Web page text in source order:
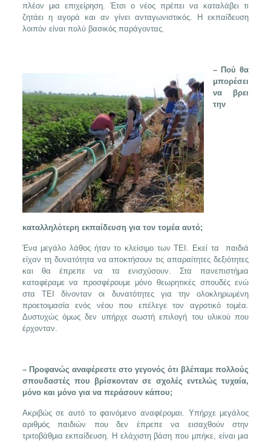
πλέον μια επιχείρηση. Έτσι ο νέος πρέπει να καταλάβει τι
ζητάει η αγορά και αν γίνει ανταγωνιστικός. Η εκπαίδευση
λοιπόν είναι πολύ βασικός παράγοντας.
– Πού θα
μπορέσει
να βρει
την
καταλληλότερη εκπαίδευση για τον τομέα αυτό;
Ένα μεγάλο λάθος ήταν το κλείσιμο των ΤΕΙ. Εκεί τα παιδιά
είχαν τη δυνατότητα να αποκτήσουν τις απαραίτητες δεξιότητες
και θα έπρεπε να τα ενισχύσουν. Στα πανεπιστήμια
καταφέραμε να προσφέρουμε μόνο θεωρητικές σπουδές ενώ
στα ΤΕΙ δίνονταν οι δυνατότητες για την ολοκληρωμένη
προετοιμασία ενός νέου που επέλεγε τον αγροτικό τομέα.
Δυστυχώς όμως δεν υπήρχε σωστή επιλογή του υλικού που
έρχονταν.
– Προφανώς αναφέρεστε στο γεγονός ότι βλέπαμε πολλούς
σπουδαστές που βρίσκονταν σε σχολές εντελώς τυχαία,
μόνο και μόνο για να περάσουν κάπου;
Ακριβώς σε αυτό το φαινόμενο αναφέρομαι. Υπήρχε μεγάλος
αριθμός παιδιών που δεν έπρεπε να εισαχθούν στην
τριτοβάθμια εκπαίδευση. Η ελάχιστη βάση που μπήκε, είναι μια